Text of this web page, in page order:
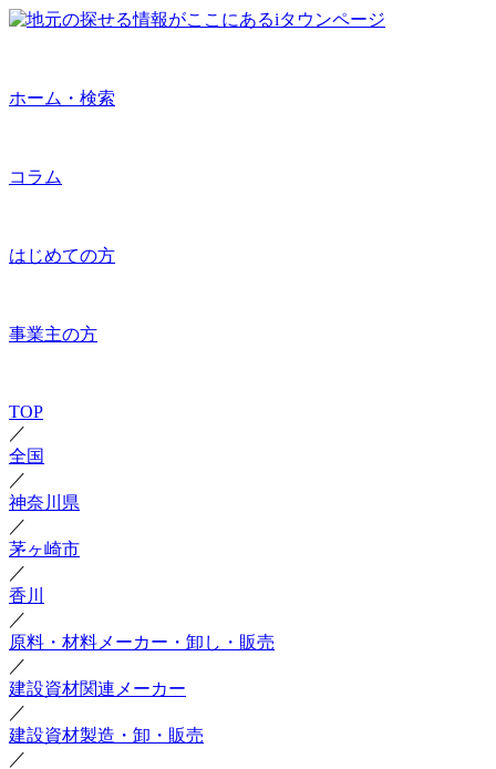
ホーム・検索
コラム
はじめての方
事業主の方
TOP
／
全国
／
神奈川県
／
茅ヶ崎市
／
香川
／
原料・材料メーカー・卸し・販売
／
建設資材関連メーカー
／
建設資材製造・卸・販売
／